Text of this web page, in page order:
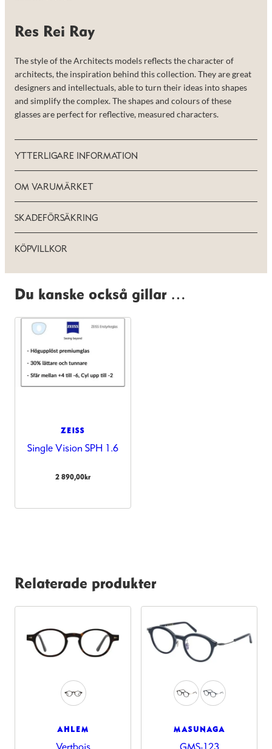
Res Rei Ray
The style of the Architects models reflects the character of
architects, the inspiration behind this collection. They are great
designers and intellectuals, able to turn their ideas into shapes
and simplify the complex. The shapes and colours of these
glasses are perfect for reflective, measured characters.
YTTERLIGARE INFORMATION
OM VARUMÄRKET
SKADEFÖRSÄKRING
KÖPVILLKOR
Du kanske också gillar …
ZEISS
Single Vision SPH 1.6
2 890,00kr
Relaterade produkter
AHLEM MASUNAGA
kommer viss
funktionalitet
från
hemsidan.
Marknadsföring
Genom att dela
intressen och ditt
surfar ökar du
chansen att få se
anpassat innehåll
och erbjudanden.